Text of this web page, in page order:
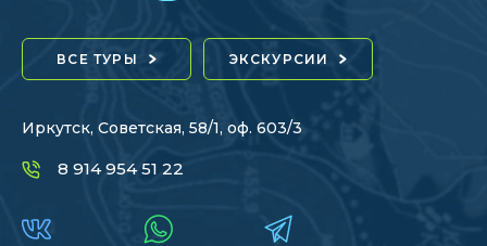
ВСЕ ТУРЫ ЭКСКУРСИИ
Иркутск, Советская, 58/1, оф. 603/3
8 914 954 51 22